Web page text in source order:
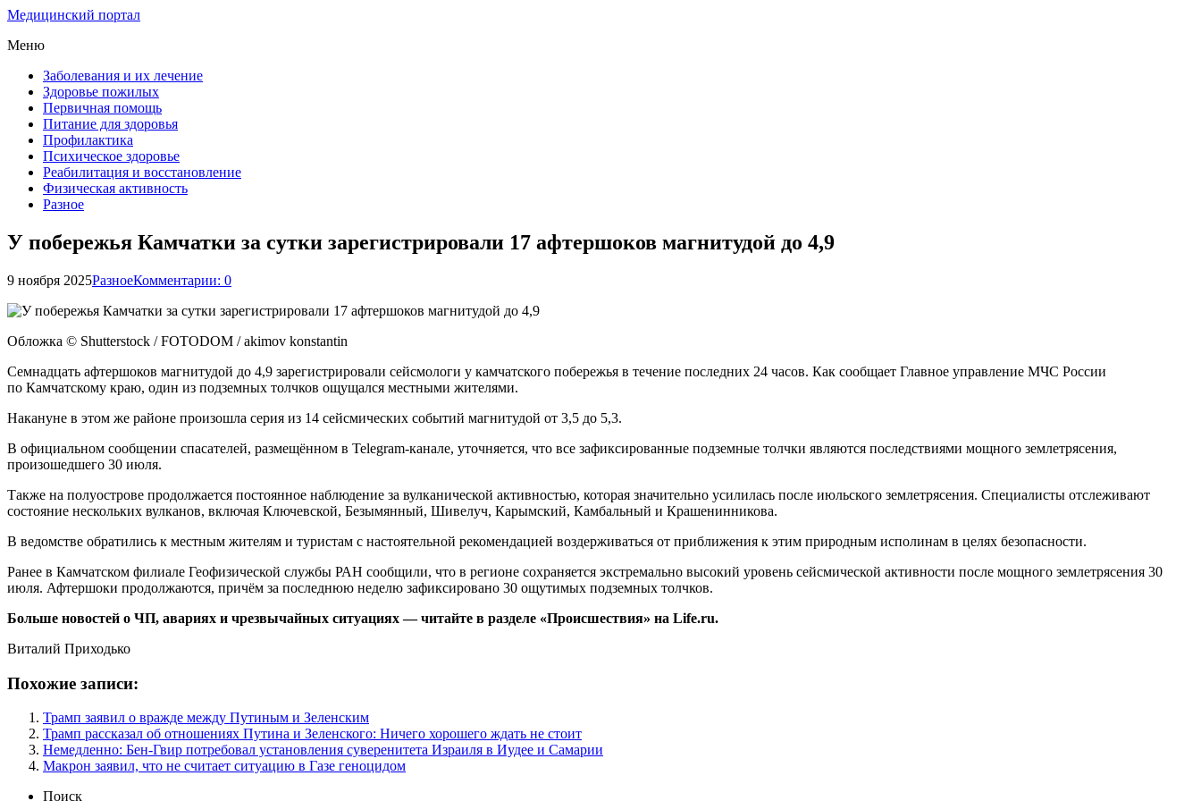
Медицинский портал
Меню
Заболевания и их лечение
Здоровье пожилых
Первичная помощь
Питание для здоровья
Профилактика
Психическое здоровье
Реабилитация и восстановление
Физическая активность
Разное
У побережья Камчатки за сутки зарегистрировали 17 афтершоков магнитудой до 4,9
9 ноября 2025РазноеКомментарии: 0
Обложка © Shutterstock / FOTODOM / akimov konstantin
Семнадцать афтершоков магнитудой до 4,9 зарегистрировали сейсмологи у камчатского побережья в течение последних 24 часов. Как сообщает Главное управление МЧС России
по Камчатскому краю, один из подземных толчков ощущался местными жителями.
Накануне в этом же районе произошла серия из 14 сейсмических событий магнитудой от 3,5 до 5,3.
В официальном сообщении спасателей, размещённом в Telegram-канале, уточняется, что все зафиксированные подземные толчки являются последствиями мощного землетрясения,
произошедшего 30 июля.
Также на полуострове продолжается постоянное наблюдение за вулканической активностью, которая значительно усилилась после июльского землетрясения. Специалисты отслеживают
состояние нескольких вулканов, включая Ключевской, Безымянный, Шивелуч, Карымский, Камбальный и Крашенинникова.
В ведомстве обратились к местным жителям и туристам с настоятельной рекомендацией воздерживаться от приближения к этим природным исполинам в целях безопасности.
Ранее в Камчатском филиале Геофизической службы РАН сообщили, что в регионе сохраняется экстремально высокий уровень сейсмической активности после мощного землетрясения 30
июля. Афтершоки продолжаются, причём за последнюю неделю зафиксировано 30 ощутимых подземных толчков.
Больше новостей о ЧП, авариях и чрезвычайных ситуациях — читайте в разделе «Происшествия» на Life.ru.
Виталий Приходько
Похожие записи:
Трамп заявил о вражде между Путиным и Зеленским
Трамп рассказал об отношениях Путина и Зеленского: Ничего хорошего ждать не стоит
Немедленно: Бен-Гвир потребовал установления суверенитета Израиля в Иудее и Самарии
Макрон заявил, что не считает ситуацию в Газе геноцидом
Поиск